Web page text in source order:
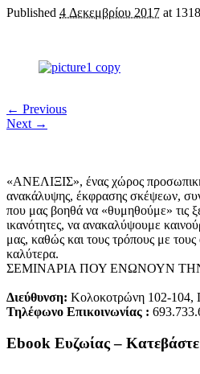
Published 4 Δεκεμβρίου 2017 at
← Previous
Next →
«ΑΝΕΛΙΞΙΣ», ένας χώρος
ανακάλυψης, έκφρασης σκέψεων,
που μας βοηθά να «θυμηθούμε» τις
ικανότητες, να ανακαλύψουμε
μας, καθώς και τους τρόπους με τους
καλύτερα.
ΣΕΜΙΝΑΡΙΑ ΠΟΥ ΕΝΩΝΟΥΝ
Διεύθυνση: Κολοκοτρώνη 102-104,
Τηλέφωνο Επικοινωνίας :
Ebook Ευζωίας –